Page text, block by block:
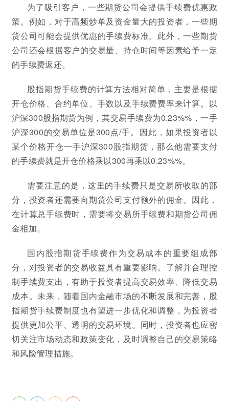
为了吸引客户，一些期货公司会提供手续费优惠政
策。例如，对于高频炒单及资金量大的投资者，一些期
货公司可能会提供优惠的手续费标准。此外，一些期货
公司还会根据客户的交易量、持仓时间等因素给予一定
的手续费返还。
股指期货手续费的计算方法相对简单，主要是根据
开仓价格、合约单位、手数以及手续费费率来计算。以
沪深300股指期货为例，其交易手续费为0.23%%，一手
沪深300的交易单位是300点/手。因此，如果投资者以
某个价格开仓一手沪深300股指期货，那么他需要支付
的手续费就是开仓价格乘以300再乘以0.23%%。
需要注意的是，这里的手续费只是交易所收取的部
分，投资者还需要向期货公司支付额外的佣金。因此，
在计算总手续费时，需要将交易所手续费和期货公司佣
金相加。
国内股指期货手续费作为交易成本的重要组成部
分，对投资者的交易收益具有重要影响。了解并合理控
制手续费支出，有助于投资者提高交易效率、降低交易
成本。未来，随着国内金融市场的不断发展和完善，股
指期货手续费制度也有望进一步优化和调整，为投资者
提供更加公平、透明的交易环境。同时，投资者也应密
切关注市场动态和政策变化，及时调整自己的交易策略
和风险管理措施。